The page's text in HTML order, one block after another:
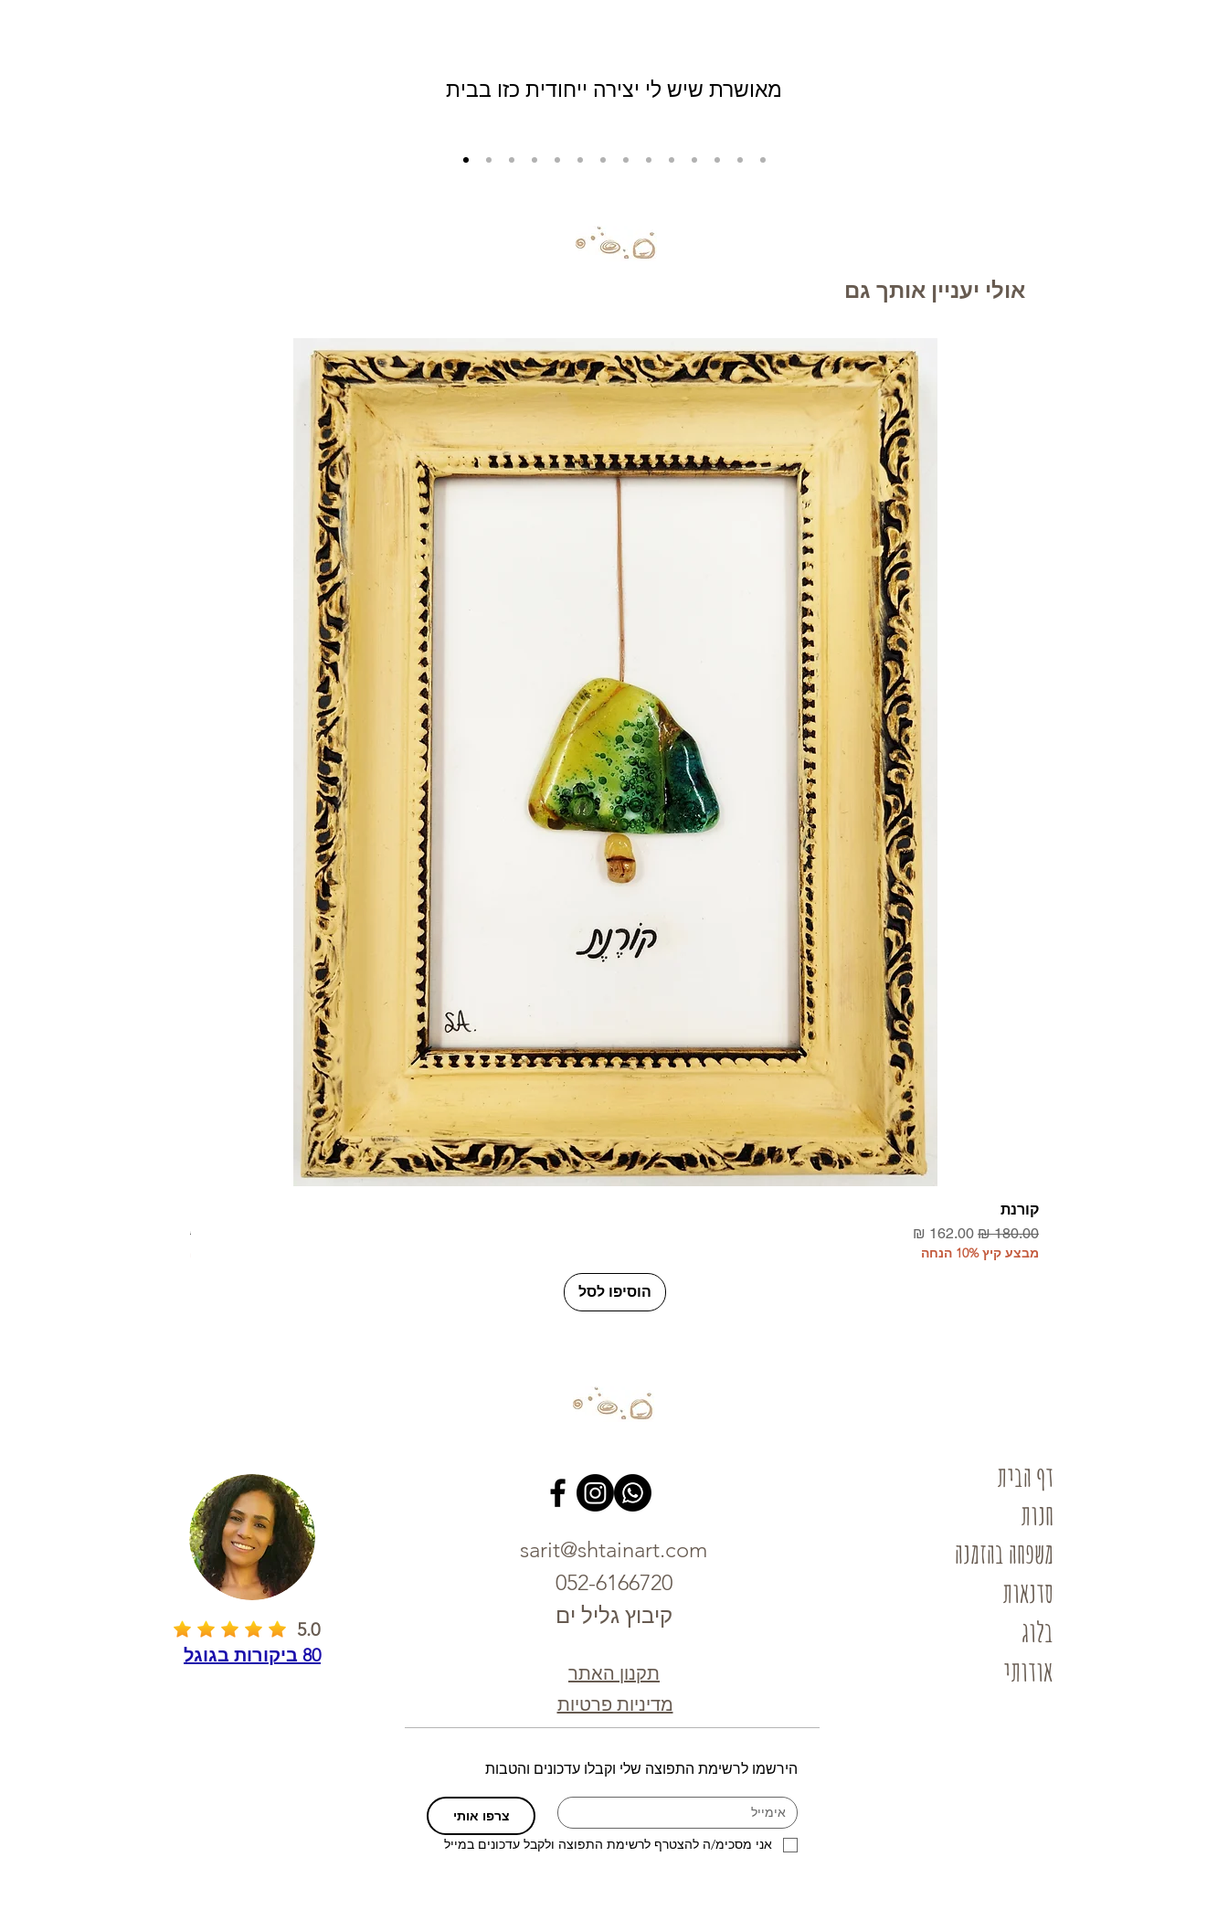
מאושרת שיש לי יצירה ייחודית כזו בבית
אולי יעניין אותך גם
קורנת
מחיר רגיל מחיר מבצע
מבצע קיץ 10% הנחה
הוסיפו לסל
מחיר רגיל
5.0
80 ביקורות בגוגל
sarit@shtainart.com
052-6166720
קיבוץ גליל ים
תקנון האתר
מדיניות פרטיות
דף הבית
חנות
משפחה בהזמנה
סדנאות
בלוג
אודותי
הירשמו לרשימת התפוצה שלי וקבלו עדכונים והטבות
צרפו אותי
אני מסכימ/ה להצטרף לרשימת התפוצה ולקבל עדכונים במייל